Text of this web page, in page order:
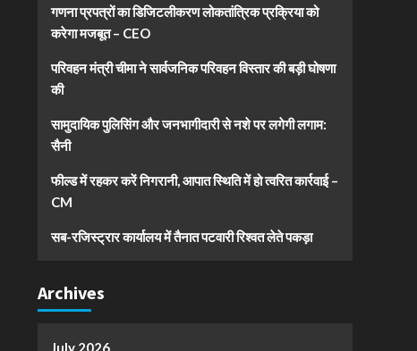
गणना प्रपत्रों का डिजिटलीकरण लोकतांत्रिक प्रक्रिया को
करेगा मजबूत – CEO
परिवहन मंत्री चीमा ने सार्वजनिक परिवहन विस्तार की बड़ी घोषणा
की
सामुदायिक पुलिसिंग और जनभागीदारी से नशे पर लगेगी लगाम:
सैनी
फील्ड में रहकर करें निगरानी, आपात स्थिति में हो त्वरित कार्रवाई –
CM
सब-रजिस्ट्रार कार्यालय में तैनात पटवारी रिश्वत लेते पकड़ा
Archives
July 2026